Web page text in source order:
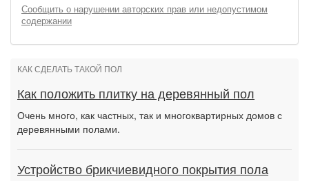
Сообщить о нарушении авторских прав или недопустимом
содержании
КАК СДЕЛАТЬ ТАКОЙ ПОЛ
Как положить плитку на деревянный пол
Очень много, как частных, так и многоквартирных домов с
деревянными полами.
Устройство брикчиевидного покрытия пола